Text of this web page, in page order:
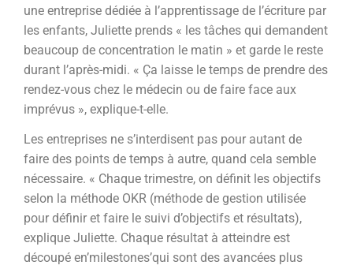
une entreprise dédiée à l’apprentissage de l’écriture par
les enfants, Juliette prends « les tâches qui demandent
beaucoup de concentration le matin » et garde le reste
durant l’après-midi. « Ça laisse le temps de prendre des
rendez-vous chez le médecin ou de faire face aux
imprévus », explique-t-elle.
Les entreprises ne s’interdisent pas pour autant de
faire des points de temps à autre, quand cela semble
nécessaire. « Chaque trimestre, on définit les objectifs
selon la méthode OKR (méthode de gestion utilisée
pour définir et faire le suivi d’objectifs et résultats),
explique Juliette. Chaque résultat à atteindre est
découpé en’milestones’qui sont des avancées plus